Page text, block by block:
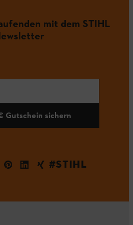
mit dem STIHL
Gutschein sichern
#STIHL